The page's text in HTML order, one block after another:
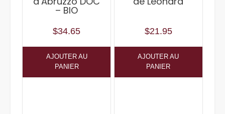
– BIO
$34.65
AJOUTER AU
PANIER
$21.95
AJOUTER AU
PANIER